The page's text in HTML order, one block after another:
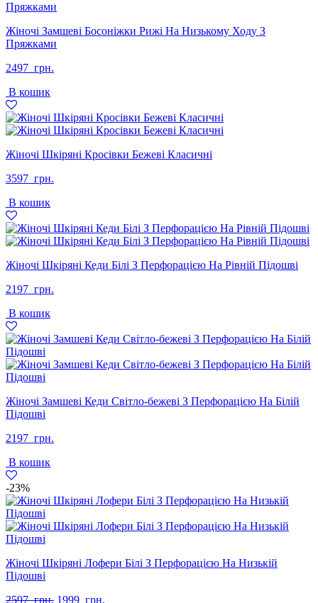
Жіночі Замшеві Босоніжки Рижі На Низькому Ходу З
Пряжками
2497 грн.
В кошик
Жіночі Шкіряні Кросівки Бежеві Класичні
3597 грн.
В кошик
Жіночі Шкіряні Кеди Білі З Перфорацією На Рівній Підошві
2197 грн.
В кошик
Жіночі Замшеві Кеди Світло-бежеві З Перфорацією На Білій
Підошві
2197 грн.
В кошик
-23%
Жіночі Шкіряні Лофери Білі З Перфорацією На Низькій
Підошві
2597 грн. Оригінальна
1999 грн.